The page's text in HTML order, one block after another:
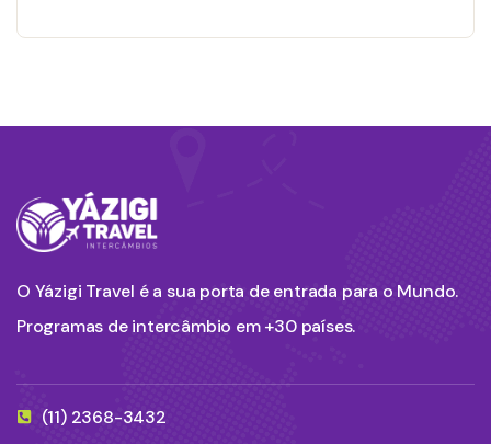
O Yázigi Travel é a sua porta de entrada para o Mundo.
Programas de intercâmbio em +30 países.
(11) 2368-3432